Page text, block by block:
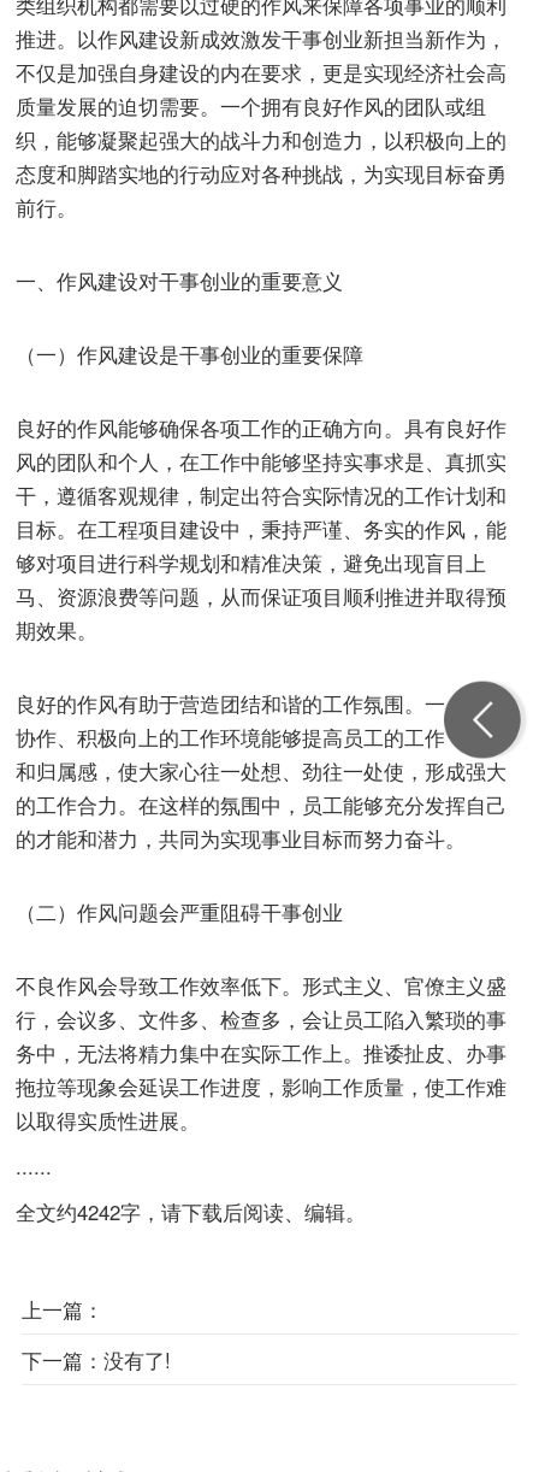
推进。以作风建设新成效激发干事创业新担当新作为，
不仅是加强自身建设的内在要求，更是实现经济社会高
质量发展的迫切需要。一个拥有良好作风的团队或组
织，能够凝聚起强大的战斗力和创造力，以积极向上的
态度和脚踏实地的行动应对各种挑战，为实现目标奋勇
前行。
一、作风建设对干事创业的重要意义
（一）作风建设是干事创业的重要保障
良好的作风能够确保各项工作的正确方向。具有良好作
风的团队和个人，在工作中能够坚持实事求是、真抓实
干，遵循客观规律，制定出符合实际情况的工作计划和
目标。在工程项目建设中，秉持严谨、务实的作风，能
够对项目进行科学规划和精准决策，避免出现盲目上
马、资源浪费等问题，从而保证项目顺利推进并取得预
期效果。
良好的作风有助于营造团结和谐的工作氛围。一个团结
协作、积极向上的工作环境能够提高员工的工作积极性
和归属感，使大家心往一处想、劲往一处使，形成强大
的工作合力。在这样的氛围中，员工能够充分发挥自己
的才能和潜力，共同为实现事业目标而努力奋斗。
（二）作风问题会严重阻碍干事创业
不良作风会导致工作效率低下。形式主义、官僚主义盛
行，会议多、文件多、检查多，会让员工陷入繁琐的事
务中，无法将精力集中在实际工作上。推诿扯皮、办事
拖拉等现象会延误工作进度，影响工作质量，使工作难
以取得实质性进展。
......
全文约4242字，请下载后阅读、编辑。
上一篇：
下一篇： 没有了!